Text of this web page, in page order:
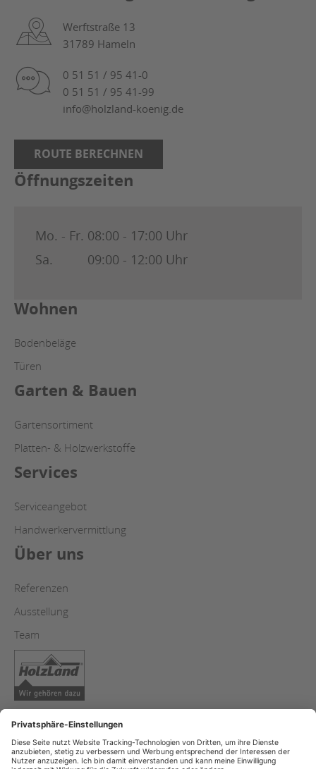
Werftstraße 13
31789 Hameln
0 51 51 / 95 41-0
0 51 51 / 95 41-99
info@holzland-koenig.de
ROUTE BERECHNEN
Öffnungszeiten
Mo. - Fr. 08:00 - 17:00 Uhr
Sa.
09:00 - 12:00 Uhr
Wohnen
Bodenbeläge
Türen
Garten & Bauen
Gartensortiment
Platten- & Holzwerkstoffe
Services
Serviceangebot
Handwerkervermittlung
Über uns
Referenzen
Ausstellung
Team